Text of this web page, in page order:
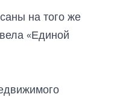
на того же
«Единой